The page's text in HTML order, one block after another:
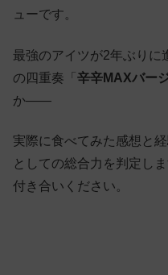
ューです。
最強のアイツが2年ぶりに
の四重奏「 辛辛MAXバー
か——
実際に食べてみた感想と
としての総合力を判定し
付き合いください。